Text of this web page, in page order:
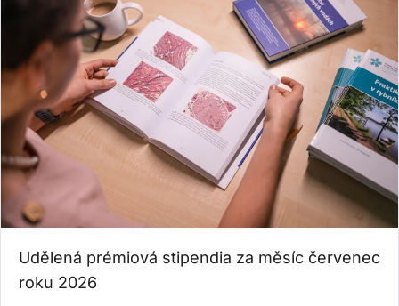
Udělená prémiová stipendia za měsíc červenec
roku 2026